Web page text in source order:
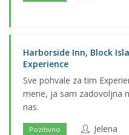
Harborside Inn, Block
Experience
Sve pohvale za tim
mene, ja sam zadovoljna
nas.
Pozitivno Jelena